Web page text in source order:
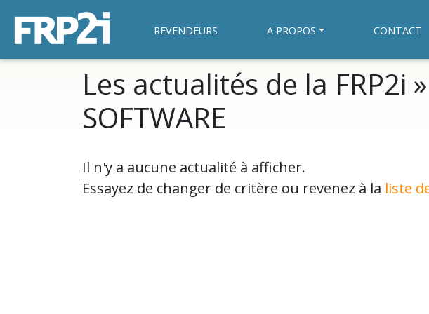
REVENDEURS A PROPOS CONTACT
Les actualités de la FRP2i
SOFTWARE
Il n'y a aucune actualité à afficher.
Essayez de changer de critère ou revenez à la liste